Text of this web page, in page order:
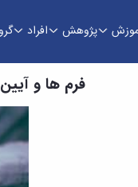
پژوهش افراد
و اجتماعی
فرم ها و